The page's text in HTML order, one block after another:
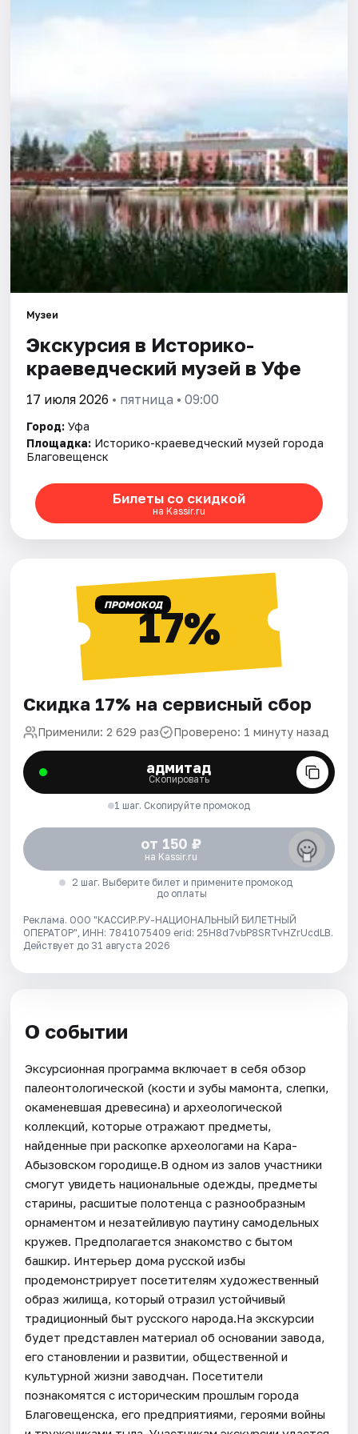
Музеи
Экскурсия в Историко-
краеведческий музей в Уфе
17 июля 2026 • пятница • 09:00
Город: Уфа
Площадка: Историко-краеведческий музей города
Благовещенск
Билеты со скидкой
на Kassir.ru
ПРОМОКОД17%
Скидка 17% на сервисный сбор
Применили: 2 629 раз Проверено: 1 минуту назад
адмитад
Скопировать
1 шаг. Скопируйте промокод
от 150 ₽
на Kassir.ru
2 шаг. Выберите билет и примените промокод
до оплаты
Реклама. ООО "КАССИР.РУ-НАЦИОНАЛЬНЫЙ БИЛЕТНЫЙ
ОПЕРАТОР", ИНН: 7841075409 erid: 25H8d7vbP8SRTvHZrUcdLB.
Действует до 31 августа 2026
О событии
Эксурсионная программа включает в себя обзор
палеонтологической (кости и зубы мамонта, слепки,
окаменевшая древесина) и археологической
коллекций, которые отражают предметы,
найденные при раскопке археологами на Кара-
Абызовском городище.В одном из залов участники
смогут увидеть национальные одежды, предметы
старины, расшитые полотенца с разнообразным
орнаментом и незатейливую паутину самодельных
кружев. Предполагается знакомство с бытом
башкир. Интерьер дома русской избы
продемонстрирует посетителям художественный
образ жилища, который отразил устойчивый
традиционный быт русского народа.На экскурсии
будет представлен материал об основании завода,
его становлении и развитии, общественной и
культурной жизни заводчан. Посетители
познакомятся с историческим прошлым города
Благовещенска, его предприятиями, героями войны